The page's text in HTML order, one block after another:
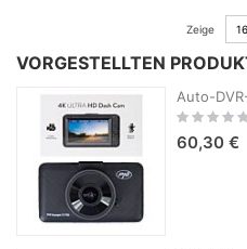
Zeige
VORGESTELLTEN
Rating:
60,30 €